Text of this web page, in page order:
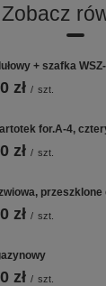
Zobacz
+ szafka
zł / szt.
for.A-4,
zł / szt.
przeszklone
zł / szt.
zł / szt.